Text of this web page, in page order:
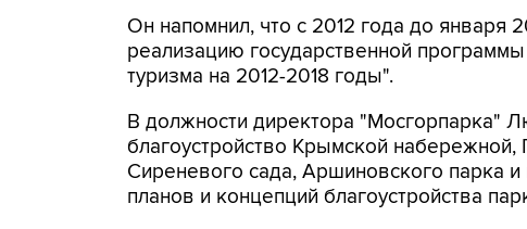
Он напомнил, что с 2012 года до января
реализацию государственной
туризма на 2012-2018 годы".
В должности директора "Мосгорпарка"
благоустройство Крымской набережной,
Сиреневого сада, Аршиновского парка
планов и концепций благоустройства